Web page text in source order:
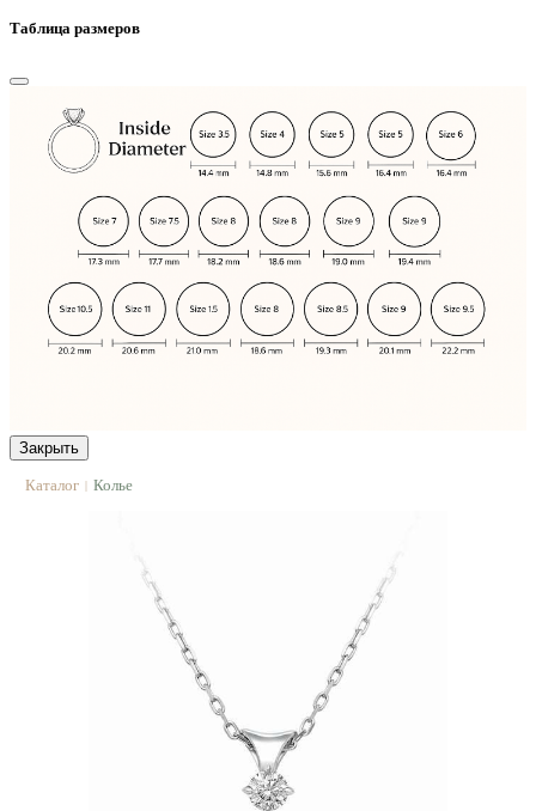
Таблица размеров
Закрыть
Каталог | Колье